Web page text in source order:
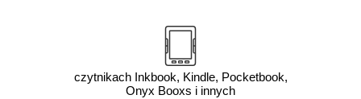
czytnikach Inkbook, Kindle, Pocketbook,
Onyx Booxs i innych